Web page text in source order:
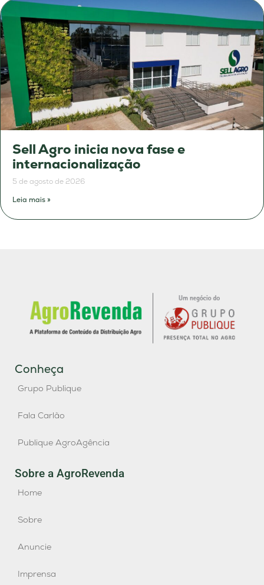
Sell Agro inicia nova fase e
internacionalização
5 de agosto de 2026
Leia mais »
Conheça
Grupo Publique
Fala Carlão
Publique AgroAgência
Sobre a AgroRevenda
Home
Sobre
Anuncie
Imprensa